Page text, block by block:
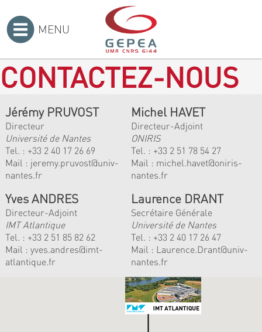
MENU
CONTACTEZ-NOUS
Jérémy PRUVOST
Directeur
Université de Nantes
Tel. : +33 2 40 17 26 69
Mail : jeremy.pruvost@univ-
nantes.fr
Michel HAVET
Directeur-Adjoint
ONIRIS
Tel. : +33 2 51 78 54 27
Mail : michel.havet@oniris-
nantes.fr
Yves ANDRES
Directeur-Adjoint
IMT Atlantique
Tel. : +33 2 51 85 82 62
Mail : yves.andres@imt-
atlantique.fr
Laurence DRANT
Secrétaire Générale
Université de Nantes
Tel. : +33 2 40 17 26 47
Mail : Laurence.Drant@univ-
nantes.fr